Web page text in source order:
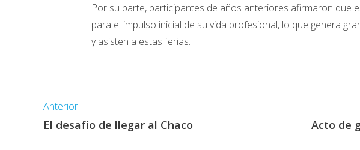
Por su parte, participantes de años anteriores afirmaron que
para el impulso inicial de su vida profesional, lo que genera
y asisten a estas ferias.
Anterior
El desafío de llegar al Chaco
Acto de